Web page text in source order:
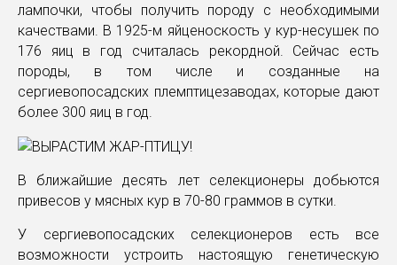
лампочки, чтобы получить породу с необходимыми
качествами. В 1925-м яйценоскость у кур-несушек по
176 яиц в год считалась рекордной. Сейчас есть
породы, в том числе и созданные на
сергиевопосадских племптицезаводах, которые дают
более 300 яиц в год.
В ближайшие десять лет селекционеры добьются
привесов у мясных кур в 70-80 граммов в сутки.
У сергиевопосадских селекционеров есть все
возможности устроить настоящую генетическую